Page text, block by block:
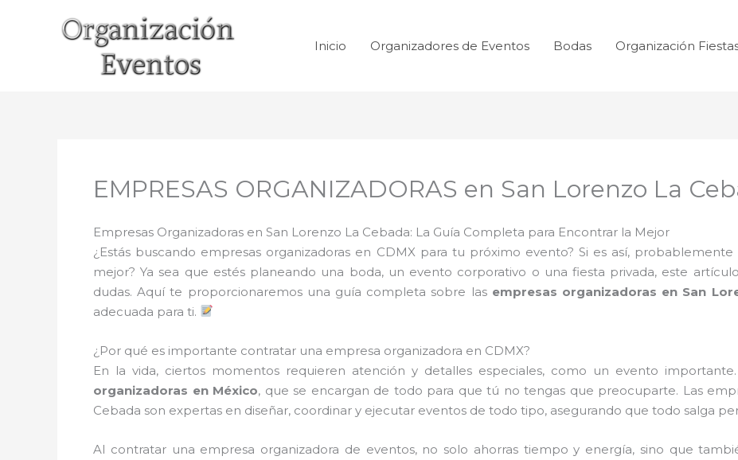
Inicio Organizadores de Eventos Bodas Organización
EMPRESAS ORGANIZADORAS en San Lorenzo La
Empresas Organizadoras en San Lorenzo La Cebada: La Guía Completa para Encontrar la Mejor
¿Estás buscando empresas organizadoras en CDMX para tu próximo evento? Si es así,
mejor? Ya sea que estés planeando una boda, un evento corporativo o una fiesta privada, este
dudas. Aquí te proporcionaremos una guía completa sobre las empresas organizadoras en San
adecuada para ti.
¿Por qué es importante contratar una empresa organizadora en CDMX?
En la vida, ciertos momentos requieren atención y detalles especiales, como un evento
organizadoras en México, que se encargan de todo para que tú no tengas que preocuparte. Las
Cebada son expertas en diseñar, coordinar y ejecutar eventos de todo tipo, asegurando que todo salga
Al contratar una empresa organizadora de eventos, no solo ahorras tiempo y energía, sino que